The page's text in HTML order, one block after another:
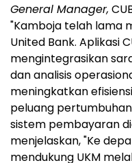
General Manager,
"Kamboja telah lama
United Bank. Aplikasi
mengintegrasikan
dan analisis
meningkatkan
peluang
sistem pembayaran
menjelaskan, "Ke
mendukung UKM